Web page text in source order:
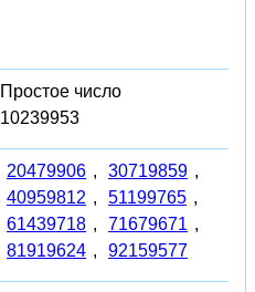
Простое число
10239953
20479906 , 30719859 ,
40959812 , 51199765 ,
61439718 , 71679671 ,
81919624 , 92159577